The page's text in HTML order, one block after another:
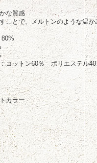
な質感
ことで、メルトンのような温
：コットン60％ ポリエステル40
カラー